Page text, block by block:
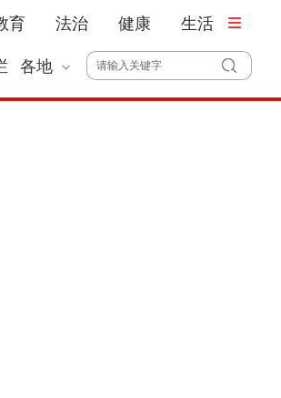
育 法治 健康 生活
各地